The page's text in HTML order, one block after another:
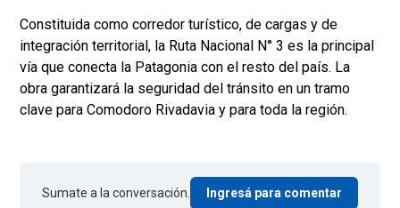
Constituida como corredor turístico, de cargas y de
integración territorial, la Ruta Nacional N° 3 es la principal
vía que conecta la Patagonia con el resto del país. La
obra garantizará la seguridad del tránsito en un tramo
clave para Comodoro Rivadavia y para toda la región.
Sumate a la conversación. Ingresá para comentar